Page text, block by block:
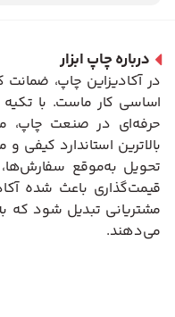
درباره چاپ ابزار
در آکادیزاین چاپ،
اساسی کار ماست. با
حرفه‌ای در صنعت چاپ،
بالاترین استاندارد
تحویل به‌موقع
قیمت‌گذاری باعث شده
مشتریانی تبدیل شود که
می‌دهند.